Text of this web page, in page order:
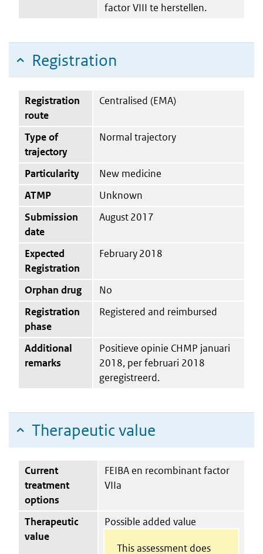
factor VIII te herstellen.
Registration
Registration
route
Centralised (EMA)
Type of
trajectory
Normal trajectory
Particularity
New medicine
ATMP
Unknown
Submission
date
August 2017
Expected
Registration
February 2018
Orphan drug
No
Registration
phase
Registered and reimbursed
Additional
remarks
Positieve opinie CHMP januari
2018, per februari 2018
geregistreerd.
Therapeutic value
Current
treatment
options
FEIBA en recombinant factor
VIIa
Therapeutic
value
Possible added value
This assessment does